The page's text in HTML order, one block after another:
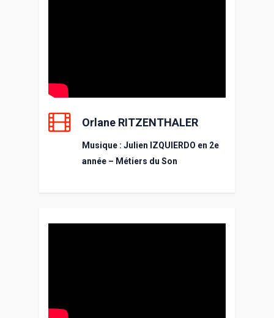
Orlane RITZENTHALER
Musique : Julien IZQUIERDO en 2e
année – Métiers du Son